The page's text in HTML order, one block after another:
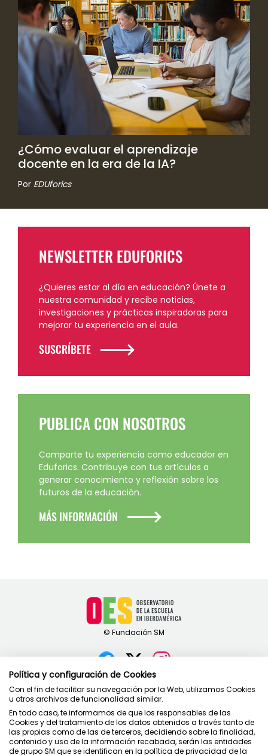
¿Cómo evaluar el aprendizaje
docente en la era de la IA?
Por EDUforics
NEWSLETTER EDUFORICS
¿Quieres estar al día en educación? Únete a
nuestra comunidad y recibe noticias,
investigaciones y prácticas inspiradoras para
mejorar tu experiencia en el aula.
SUSCRÍBETE
PUBLICA CON NOSOTROS
Comparte tu experiencia como educador en
Eduforics. Contribuye con tus artículos a
generar conocimiento y reflexión sobre los
futuros de la educación.
MÁS INFORMACIÓN
Contacto
Política de privacidad
Condiciones de uso
Política de cookies
Política y configuración de Cookies
Con el fin de facilitar su navegación por la Web, utilizamos Cookies
u otros archivos de funcionalidad similar.
En todo caso, te informamos de que los responsables de las
Cookies y del tratamiento de los datos obtenidos a través tanto de
las propias como de las de terceros, decidiendo sobre la finalidad,
contenido y uso de la información recabada, serán las entidades
de grupo SM que se identifican en la política de privacidad de la